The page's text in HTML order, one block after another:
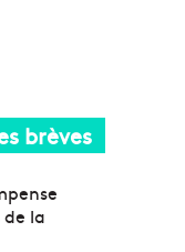
brèves
de la